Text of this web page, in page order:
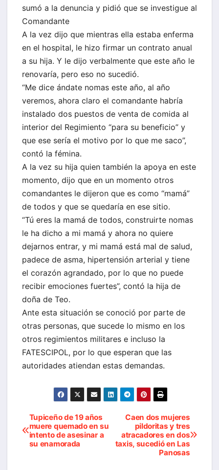
sumó a la denuncia y pidió que se investigue al
Comandante
A la vez dijo que mientras ella estaba enferma
en el hospital, le hizo firmar un contrato anual
a su hija. Y le dijo verbalmente que este año le
renovaría, pero eso no sucedió.
“Me dice ándate nomas este año, al año
veremos, ahora claro el comandante habría
instalado dos puestos de venta de comida al
interior del Regimiento “para su beneficio” y
que ese sería el motivo por lo que me saco”,
contó la fémina.
A la vez su hija quien también la apoya en este
momento, dijo que en un momento otros
comandantes le dijeron que es como “mamá”
de todos y que se quedaría en ese sitio.
“Tú eres la mamá de todos, construirte nomas
le ha dicho a mi mamá y ahora no quiere
dejarnos entrar, y mi mamá está mal de salud,
padece de asma, hipertensión arterial y tiene
el corazón agrandado, por lo que no puede
recibir emociones fuertes”, contó la hija de
doña de Teo.
Ante esta situación se conoció por parte de
otras personas, que sucede lo mismo en los
otros regimientos militares e incluso la
FATESCIPOL, por lo que esperan que las
autoridades atiendan estas demandas.
Navegación
de
Caen dos mujeres
pildoritas y tres
atracadores en dos
taxis, sucedió en Las
Panosas
Tupiceño de 19 años
muere quemado en su
intento de asesinar a
su enamorada